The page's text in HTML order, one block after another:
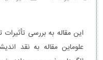
این مقاله به بررسی
علوماین مقاله به نقد